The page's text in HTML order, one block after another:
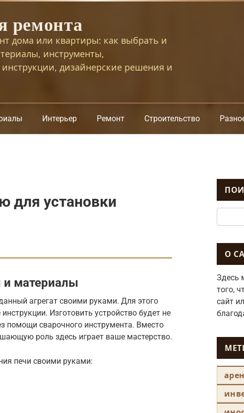
ремонта
дома или квартиры: как выбрать и
инструменты,
дизайнерские решения и
Интерьер Ремонт Строительство
для установки
материалы
агрегат своими руками. Для этого
Изготовить устройство будет не
помощи сварочного инструмента. Вместо
роль здесь играет ваше мастерство.
печи своими руками:
О
Здесь
того,
сайт